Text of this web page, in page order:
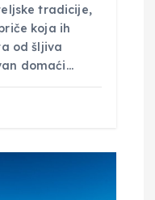
tradicije,
koja ih
od šljiva
domaći…